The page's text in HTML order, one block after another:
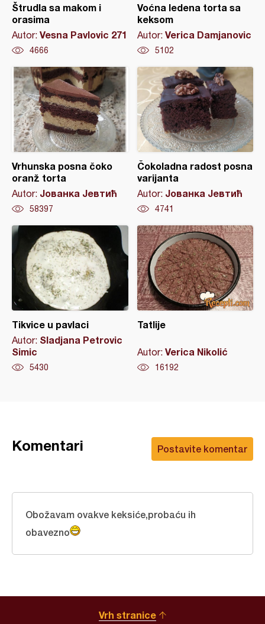
Štrudla sa makom i
orasima
Autor: Vesna Pavlovic 271
4666
Voćna ledena torta sa
keksom
Autor: Verica Damjanovic
5102
Vrhunska posna čoko
oranž torta
Autor: Јованка Јевтић
58397
Čokoladna radost posna
varijanta
Autor: Јованка Јевтић
4741
Tikvice u pavlaci
Autor: Sladjana Petrovic
Simic
5430
Tatlije
Autor: Verica Nikolić
16192
Postavite komentar
Komentari
Obožavam ovakve keksiće,probaću ih
obavezno
Vrh stranice